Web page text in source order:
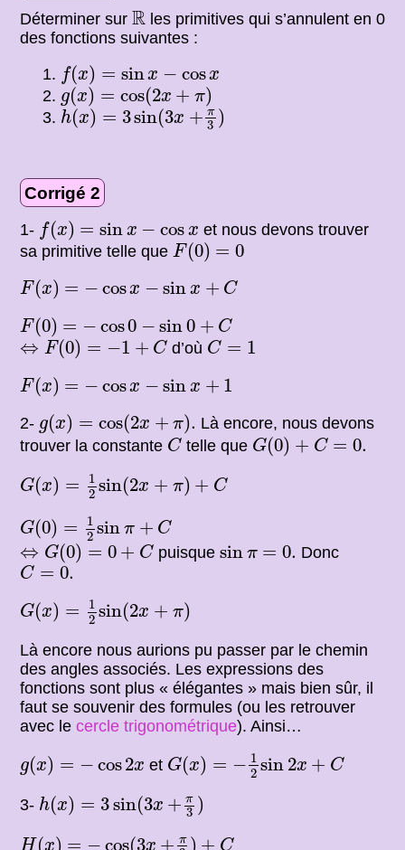
Déterminer surR
R les primitives qui s’annulent en 0
des fonctions suivantes :
f(x) = sinx − cosx
(x = x
g(x) = cos(2x + π)
g (x)= cos(2x π)
h(x) = 3sin(3x + π
3 )
h(x)= sin(3x+ π 3)
Corrigé 2
1- f(x) = sin x − cos x
f(x = x
et nous devons trouver
sa primitive telle que F(0) = 0
F(0)= 0
F(x) = − cosx − sin x + C
F(x )= +
F(0) = − cos0 − sin0 + C
F(0)= −sin + C
⇔ F(0) = −1 + C
⇔F(0)= 1+C d’où C = 1
C=
F(x) = − cosx − sin x + 1
F(x )= +
2- g(x) = cos(2x + π).
g( ) 2x π
Là encore, nous devons
trouver la constante C
C telle que G(0) + C = 0.
G(0)+C=0.
G(x) =
1
2 sin(2x + π) + C
G( ) 2sin 2x C
G(0) =
1
2 sin π + C
G(0) 2sin
⇔ G(0) = 0 + C
⇔G(0)=0 +C puisquesin π = 0.
sin π 0.
Donc
C = 0.
C= 0.
G(x) =
1
2 sin(2x + π)
G( ) 2sin 2x
Là encore nous aurions pu passer par le chemin
des angles associés. Les expressions des
fonctions sont plus « élégantes » mais bien sûr, il
faut se souvenir des formules (ou les retrouver
avec lecercle trigonométrique). Ainsi…
g(x) = − cos2x
g( ) x et G(x) = − 1
2 sin 2x + C
G( ) sin x+
3- h(x) = 3sin(3x + π
3 )
h ( )= sin ( x+ 3 )
H(x) = − cos(3x + π ) + C
H(x )= x+ 3 +C